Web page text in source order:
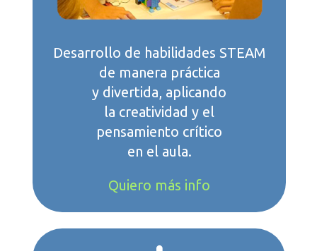
Desarrollo de habilidades STEAM
de manera práctica
y divertida, aplicando
la creatividad y el
pensamiento crítico
en el aula.
Quiero más info